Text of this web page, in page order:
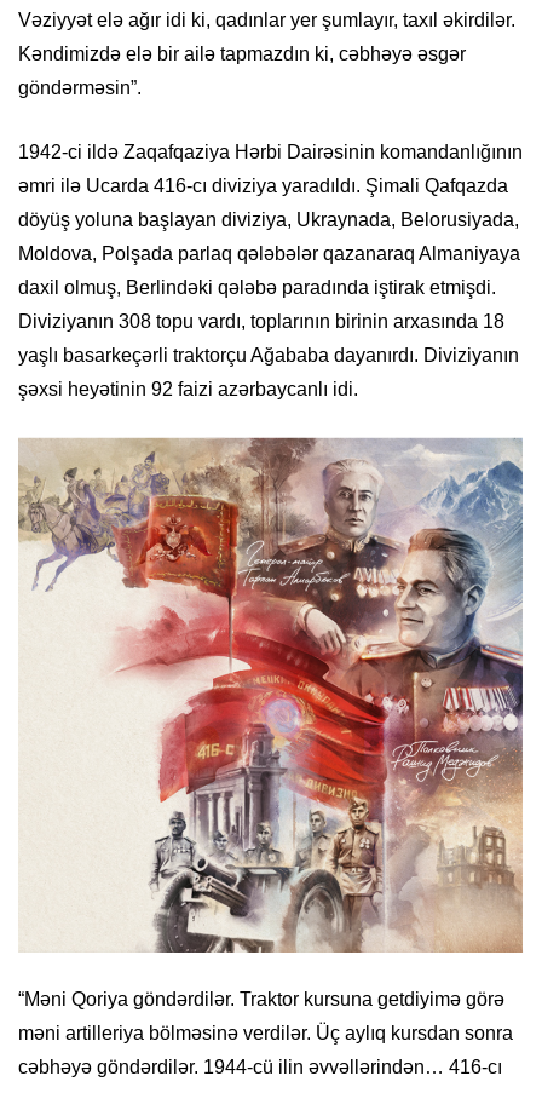
Vəziyyət elə ağır idi ki, qadınlar yer şumlayır, taxıl əkirdilər.
Kəndimizdə elə bir ailə tapmazdın ki, cəbhəyə əsgər
göndərməsin”.
1942-ci ildə Zaqafqaziya Hərbi Dairəsinin komandanlığının
əmri ilə Ucarda 416-cı diviziya yaradıldı. Şimali Qafqazda
döyüş yoluna başlayan diviziya, Ukraynada, Belorusiyada,
Moldova, Polşada parlaq qələbələr qazanaraq Almaniyaya
daxil olmuş, Berlindəki qələbə paradında iştirak etmişdi.
Diviziyanın 308 topu vardı, toplarının birinin arxasında 18
yaşlı basarkeçərli traktorçu Ağababa dayanırdı. Diviziyanın
şəxsi heyətinin 92 faizi azərbaycanlı idi.
“Məni Qoriya göndərdilər. Traktor kursuna getdiyimə görə
məni artilleriya bölməsinə verdilər. Üç aylıq kursdan sonra
cəbhəyə göndərdilər. 1944-cü ilin əvvəllərindən… 416-cı